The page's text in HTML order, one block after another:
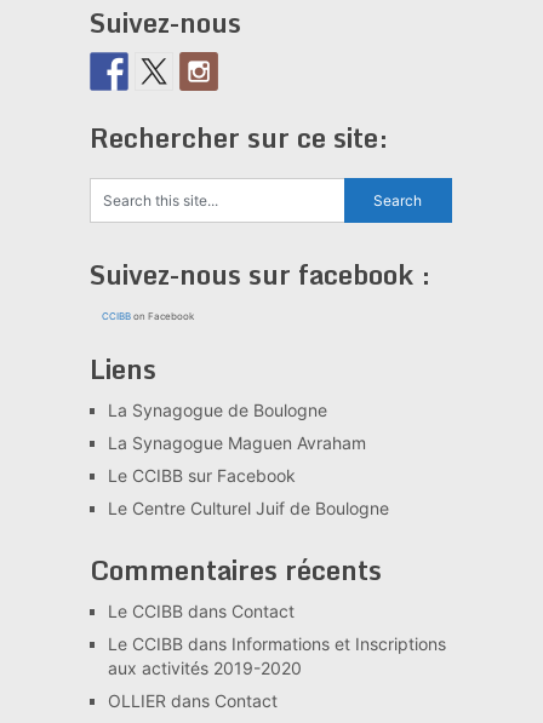
Suivez-nous
Rechercher sur ce site:
Suivez-nous sur facebook :
CCIBBon Facebook
Liens
La Synagogue de Boulogne
La Synagogue Maguen Avraham
Le CCIBB sur Facebook
Le Centre Culturel Juif de Boulogne
Commentaires récents
Le CCIBBdans Contact
Le CCIBBdans Informations et Inscriptions
aux activités 2019-2020
OLLIER dans Contact